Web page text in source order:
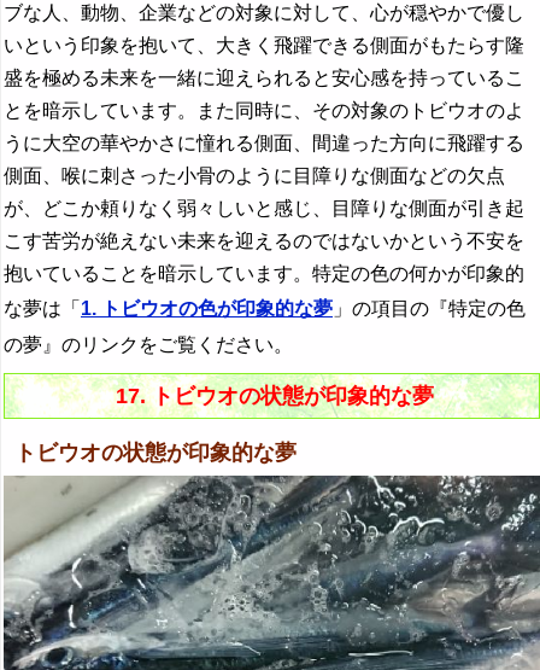
ブな人、動物、企業などの対象に対して、心が穏やかで優し
いという印象を抱いて、大きく飛躍できる側面がもたらす隆
盛を極める未来を一緒に迎えられると安心感を持っているこ
とを暗示しています。また同時に、その対象のトビウオのよ
うに大空の華やかさに憧れる側面、間違った方向に飛躍する
側面、喉に刺さった小骨のように目障りな側面などの欠点
が、どこか頼りなく弱々しいと感じ、目障りな側面が引き起
こす苦労が絶えない未来を迎えるのではないかという不安を
抱いていることを暗示しています。特定の色の何かが印象的
な夢は「 1. トビウオの色が印象的な夢 」の項目の『特定の色
の夢』のリンクをご覧ください。
17. トビウオの状態が印象的な夢
トビウオの状態が印象的な夢